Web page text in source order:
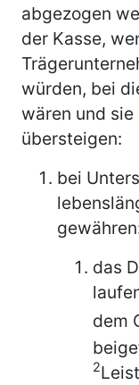
abgezogen
der Kasse,
würden, bei
wären und
übersteigen:
bei
das
dem
2